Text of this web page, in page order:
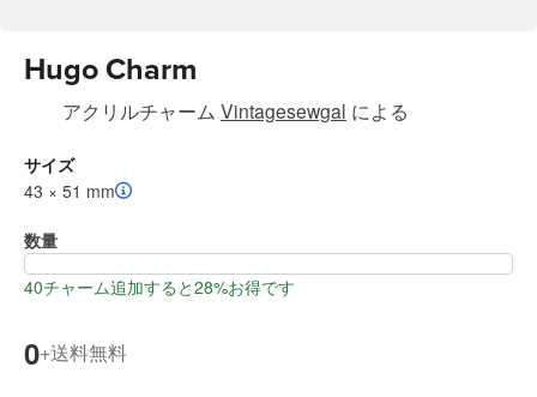
Hugo Charm
アクリルチャーム Vintagesewgal による
サイズ
43 × 51 mm
数量
40チャーム追加すると28%お得です
0+送料無料